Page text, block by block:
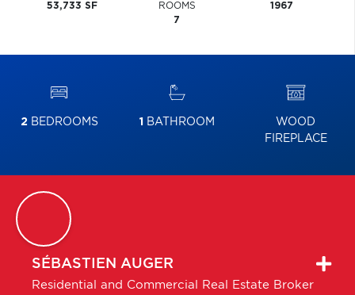
53,733 SF
ROOMS
7
1967
2BEDROOMS 1 BATHROOM
WOOD
FIREPLACE
SÉBASTIEN AUGER
Residential and Commercial Real Estate Broker